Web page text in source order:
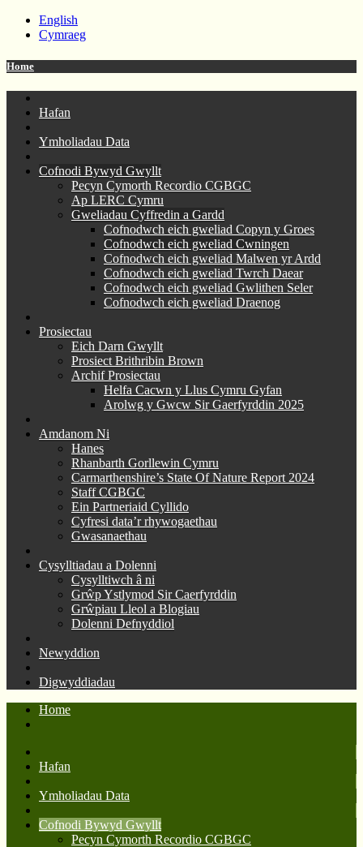
English
Cymraeg
Home
Hafan
Ymholiadau Data
Cofnodi Bywyd Gwyllt
Pecyn Cymorth Recordio CGBGC
Ap LERC Cymru
Gweliadau Cyffredin a Gardd
Cofnodwch eich gweliad Copyn y Groes
Cofnodwch eich gweliad Cwningen
Cofnodwch eich gweliad Malwen yr Ardd
Cofnodwch eich gweliad Twrch Daear
Cofnodwch eich gweliad Gwlithen Seler
Cofnodwch eich gweliad Draenog
Prosiectau
Eich Darn Gwyllt
Prosiect Brithribin Brown
Archif Prosiectau
Helfa Cacwn y Llus Cymru Gyfan
Arolwg y Gwcw Sir Gaerfyrddin 2025
Amdanom Ni
Hanes
Rhanbarth Gorllewin Cymru
Carmarthenshire’s State Of Nature Report 2024
Staff CGBGC
Ein Partneriaid Cyllido
Cyfresi data’r rhywogaethau
Gwasanaethau
Cysylltiadau a Dolenni
Cysylltiwch â ni
Grŵp Ystlymod Sir Caerfyrddin
Grŵpiau Lleol a Blogiau
Dolenni Defnyddiol
Newyddion
Digwyddiadau
Home
Hafan
Ymholiadau Data
Cofnodi Bywyd Gwyllt
Pecyn Cymorth Recordio CGBGC